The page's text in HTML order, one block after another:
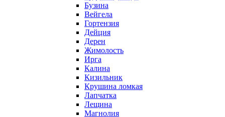
Бузина
Вейгела
Гортензия
Дейция
Дерен
Жимолость
Ирга
Калина
Кизильник
Крушина ломкая
Лапчатка
Лещина
Магнолия